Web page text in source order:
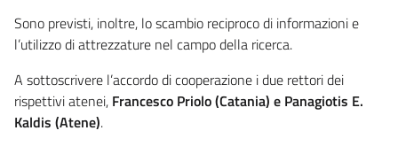
Sono previsti, inoltre, lo scambio reciproco di informazioni e
l’utilizzo di attrezzature nel campo della ricerca.
A sottoscrivere l’accordo di cooperazione i due rettori dei
rispettivi atenei, Francesco Priolo (Catania) e Panagiotis E.
Kaldis (Atene).